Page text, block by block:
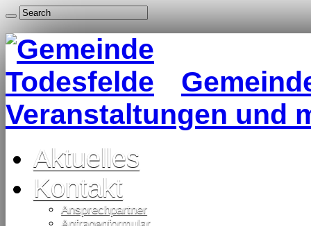
Veranstaltungen und
Aktuelles
Kontakt
Ansprechpartner